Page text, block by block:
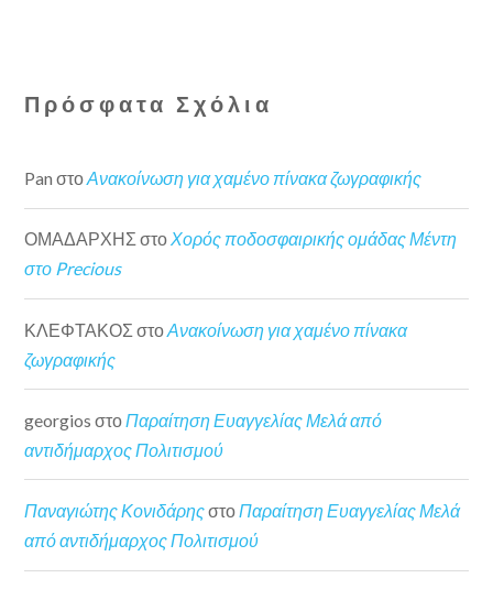
Πρόσφατα Σχόλια
Pan στοΑνακοίνωση για χαμένο πίνακα ζωγραφικής
ΟΜΑΔΑΡΧΗΣ στοΧορός ποδοσφαιρικής ομάδας Μέντη
στο Precious
ΚΛΕΦΤΑΚΟΣ στοΑνακοίνωση για χαμένο πίνακα
ζωγραφικής
georgios στο Παραίτηση Ευαγγελίας Μελά από
αντιδήμαρχος Πολιτισμού
Παναγιώτης ΚονιδάρηςστοΠαραίτηση Ευαγγελίας Μελά
από αντιδήμαρχος Πολιτισμού